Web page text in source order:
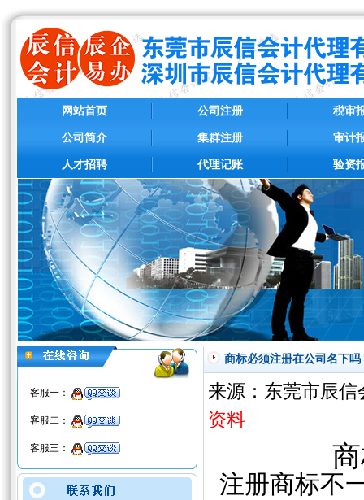
网站首页
公司简介
人才招聘
公司注册
集群注册
代理记账
税审
审计
验资
客服一：
客服二：
客服三：
商标必须注册在公司名下吗
来源：东莞市辰
资料
注册商标不